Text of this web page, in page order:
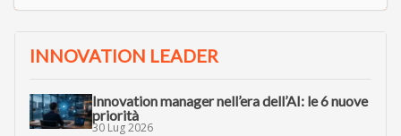
INNOVATION LEADER
Innovation manager nell’era dell’AI: le 6 nuove
priorità
30 Lug 2026